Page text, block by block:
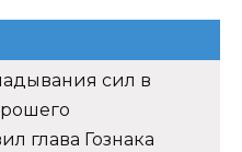
сил в
глава Гознака